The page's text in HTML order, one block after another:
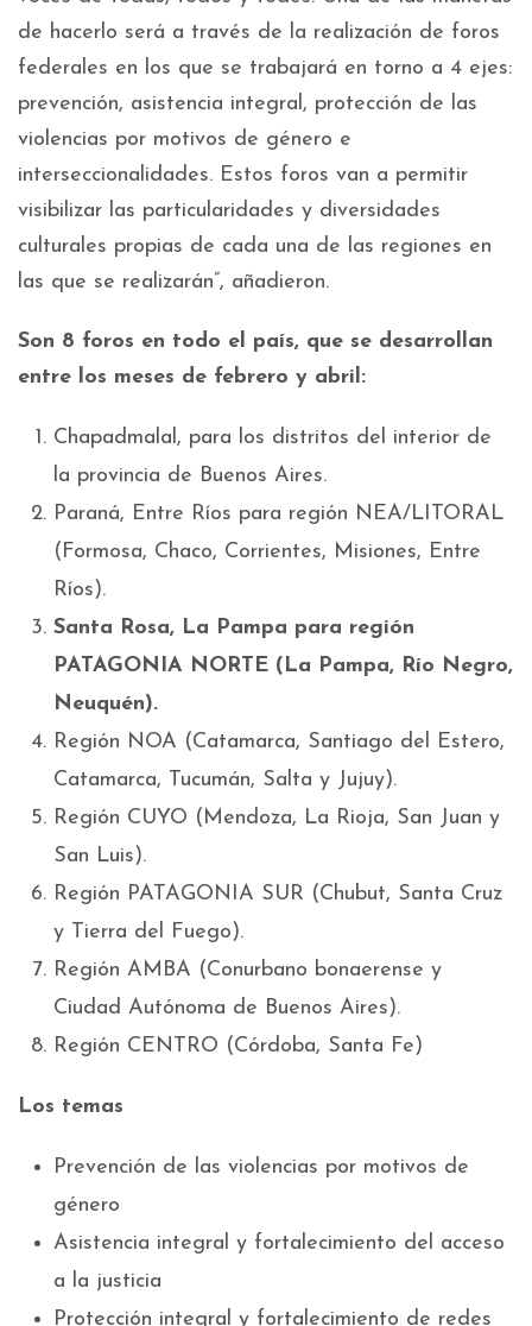
de hacerlo será a través de la realización de foros
federales en los que se trabajará en torno a 4 ejes:
prevención, asistencia integral, protección de las
violencias por motivos de género e
interseccionalidades. Estos foros van a permitir
visibilizar las particularidades y diversidades
culturales propias de cada una de las regiones en
las que se realizarán”, añadieron.
Son 8 foros en todo el país, que se desarrollan
entre los meses de febrero y abril:
Chapadmalal, para los distritos del interior de
la provincia de Buenos Aires.
Paraná, Entre Ríos para región NEA/LITORAL
(Formosa, Chaco, Corrientes, Misiones, Entre
Ríos).
Santa Rosa, La Pampa para región
PATAGONIA NORTE (La Pampa, Río Negro,
Neuquén).
Región NOA (Catamarca, Santiago del Estero,
Catamarca, Tucumán, Salta y Jujuy).
Región CUYO (Mendoza, La Rioja, San Juan y
San Luis).
Región PATAGONIA SUR (Chubut, Santa Cruz
y Tierra del Fuego).
Región AMBA (Conurbano bonaerense y
Ciudad Autónoma de Buenos Aires).
Región CENTRO (Córdoba, Santa Fe)
Los temas
Prevención de las violencias por motivos de
género
Asistencia integral y fortalecimiento del acceso
a la justicia
Protección integral y fortalecimiento de redes